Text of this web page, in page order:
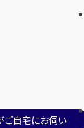
ご自宅にお伺い